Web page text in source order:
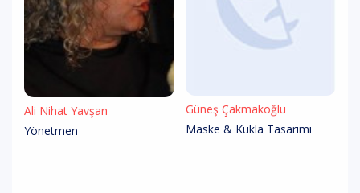
Ali Nihat Yavşan
Yönetmen
Güneş Çakmakoğlu
Maske & Kukla Tasarımı